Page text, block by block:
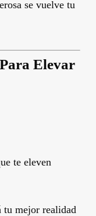
se vuelve tu
Elevar
te eleven
tu mejor realidad